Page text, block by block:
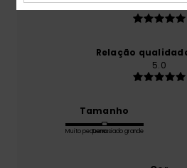
5.0
Relação
5.0
Tamanho
Muito pequenoDemasiado grande